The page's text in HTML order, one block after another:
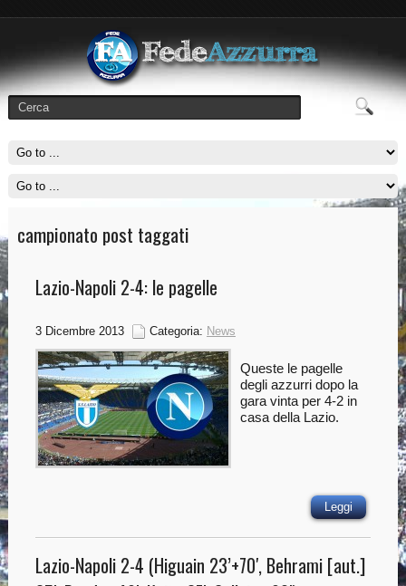
campionato post taggati
Lazio-Napoli 2-4: le pagelle
3 Dicembre 2013 Categoria: News
Queste le pagelle
degli azzurri dopo la
gara vinta per 4-2 in
casa della Lazio.
Leggi
Lazio-Napoli 2-4 (Higuain 23’+70′, Behrami [aut.]